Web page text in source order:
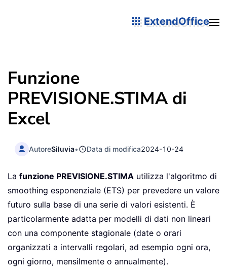
ExtendOffice
Funzione
PREVISIONE.STIMA di
Excel
AutoreSiluvia• Data di modifica2024-10-24
La funzione PREVISIONE.STIMA utilizza l'algoritmo di
smoothing esponenziale (ETS) per prevedere un valore
futuro sulla base di una serie di valori esistenti. È
particolarmente adatta per modelli di dati non lineari
con una componente stagionale (date o orari
organizzati a intervalli regolari, ad esempio ogni ora,
ogni giorno, mensilmente o annualmente).